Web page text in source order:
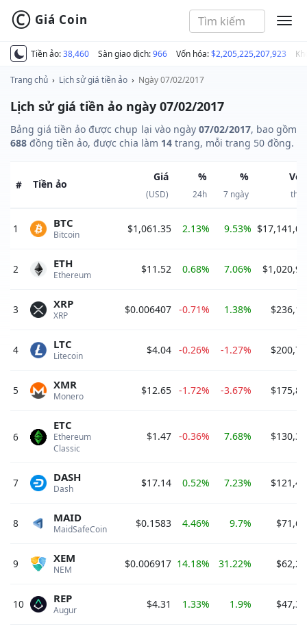
Tiền ảo:38,460 Sàn giao dịch:966 Vốn hóa:$2,205,225,207,923
© Giá Coin
Trang chủ › Lịch sử giá tiền ảo › Ngày 07/02/2017
Lịch sử giá tiền ảo ngày 07/02/2017
Bảng giá tiền ảo được chụp lại vào ngày 07/02/2017, bao gồm
688 đồng tiền ảo, được chia làm 14 trang, mỗi trang 50 đồng.
# Tiền ảo
Giá
(USD)
%
24h
%
7 ngày thị
1 Bitcoin
BTC $1,061.35 2.13% 9.53%
2 Ethereum
ETH $11.52 0.68% 7.06%
3 XRP
XRP $0.006407 -0.71% 1.38%
4 Litecoin
LTC $4.04 -0.26% -1.27%
5 Monero
XMR $12.65 -1.72% -3.67%
6
Ethereum
Classic
ETC
$1.47 -0.36% 7.68%
7 Dash
DASH $17.14 0.52% 7.23%
8 MaidSafeCoin
MAID $0.1583 4.46% 9.7%
9 NEM
XEM $0.006917 14.18% 31.22%
10 Augur
REP $4.31 1.33% 1.9%